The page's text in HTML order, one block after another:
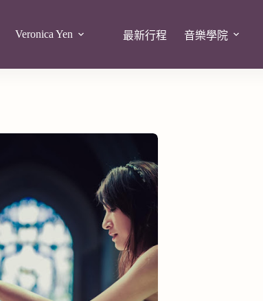
Veronica Yen 最新行程 音樂學院